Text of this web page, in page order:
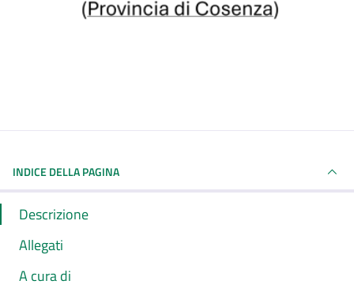
INDICE DELLA PAGINA
Descrizione
Allegati
A cura di